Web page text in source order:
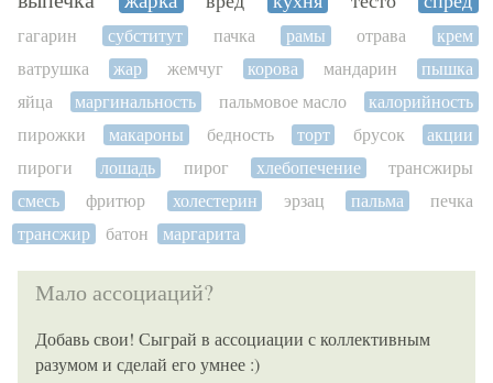
гагарин субститут пачка рамы отрава
крем
ватрушка
жар жемчуг корова мандарин
пышка
яйца
маргинальность пальмовое масло
калорийность
пирожки
макароны бедность торт брусок
акции
пироги
лошадь пирог хлебопечение
трансжиры
смесь
фритюр холестерин эрзац пальма
печка
трансжир
батон маргарита
Мало ассоциаций?
Добавь свои! Сыграй в ассоциации с коллективным
разумом и сделай его умнее :)